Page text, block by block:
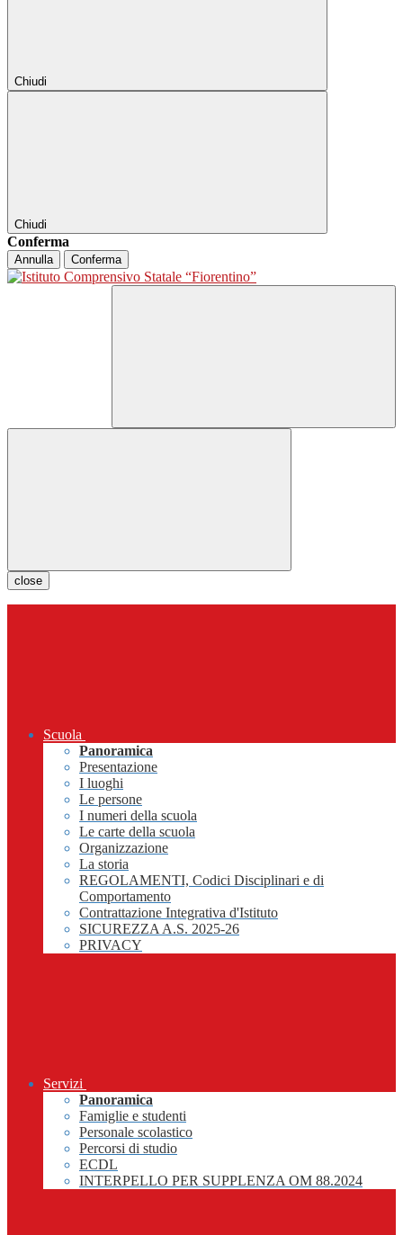
Chiudi
Chiudi
Conferma
Annulla Conferma
close
Scuola
Panoramica
Presentazione
I luoghi
Le persone
I numeri della scuola
Le carte della scuola
Organizzazione
La storia
REGOLAMENTI, Codici Disciplinari e di
Comportamento
Contrattazione Integrativa d'Istituto
SICUREZZA A.S. 2025-26
PRIVACY
Servizi
Panoramica
Famiglie e studenti
Personale scolastico
Percorsi di studio
ECDL
INTERPELLO PER SUPPLENZA OM 88.2024